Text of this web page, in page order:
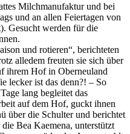
Milchmanufaktur und bei
und an allen Feiertagen von
Gesucht werden für die
und rotieren“, berichteten
alledem freuten sie sich über
ihrem Hof in Oberneuland
lecker ist das denn?! – So
lang begleitet das
auf dem Hof, guckt ihnen
über die Schulter und berichtet
Bea Kaemena, unterstützt